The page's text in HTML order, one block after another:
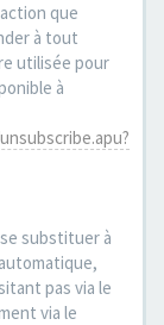
que
à tout
utilisée pour
à
substituer à
pas via le
via le